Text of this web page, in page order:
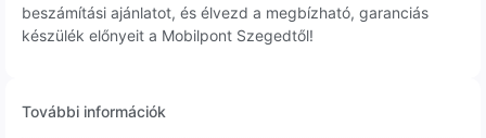
beszámítási ajánlatot, és élvezd a megbízható, garanciás
készülék előnyeit a Mobilpont Szegedtől!
További információk